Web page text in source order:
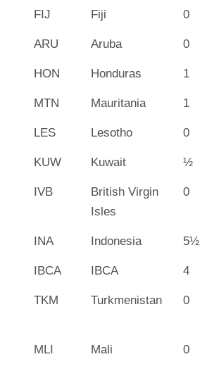
FIJ Fiji 0
ARU Aruba 0
HON Honduras 1
MTN Mauritania 1
LES Lesotho 0
KUW Kuwait ½
IVB
British Virgin
Isles
0
INA Indonesia 5½
IBCA IBCA 4
TKM Turkmenistan 0
MLI Mali 0